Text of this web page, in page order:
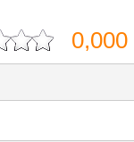
0,000